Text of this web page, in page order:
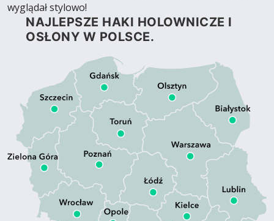
wyglądał stylowo!
NAJLEPSZE HAKI HOLOWNICZE I
OSŁONY W POLSCE.